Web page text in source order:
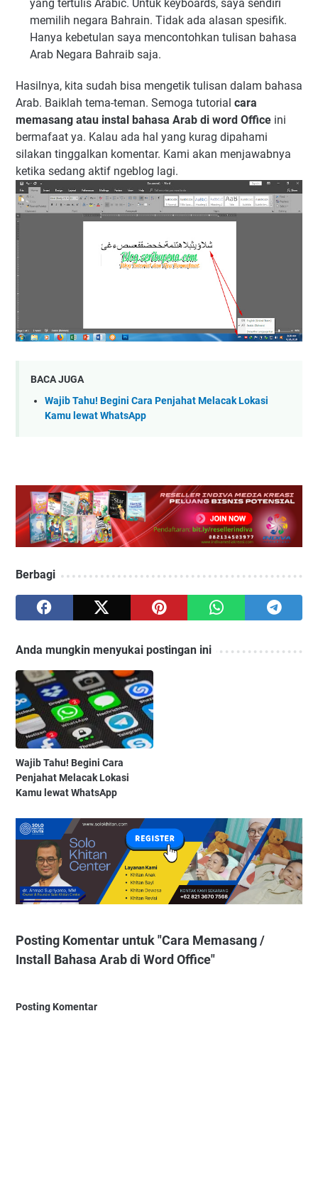
yang tertulis Arabic. Untuk keyboards, saya sendiri
memilih negara Bahrain. Tidak ada alasan spesifik.
Hanya kebetulan saya mencontohkan tulisan bahasa
Arab Negara Bahraib saja.
Hasilnya, kita sudah bisa mengetik tulisan dalam bahasa
Arab. Baiklah tema-teman. Semoga tutorial cara
memasang atau instal bahasa Arab di word Office ini
bermafaat ya. Kalau ada hal yang kurag dipahami
silakan tinggalkan komentar. Kami akan menjawabnya
ketika sedang aktif ngeblog lagi.
BACA JUGA
Wajib Tahu! Begini Cara Penjahat Melacak Lokasi
Kamu lewat WhatsApp
Berbagi
Anda mungkin menyukai postingan ini
Wajib Tahu! Begini Cara
Penjahat Melacak Lokasi
Kamu lewat WhatsApp
Posting Komentar untuk "Cara Memasang /
Install Bahasa Arab di Word Office"
Posting Komentar